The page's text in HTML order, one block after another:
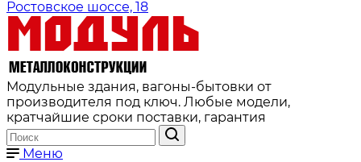
Ростовское шоссе, 18
Модульные здания, вагоны-бытовки от
производителя под ключ. Любые модели,
кратчайшие сроки поставки, гарантия
Меню